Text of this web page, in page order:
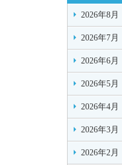
2026年8月
2026年7月
2026年6月
2026年5月
2026年4月
2026年3月
2026年2月